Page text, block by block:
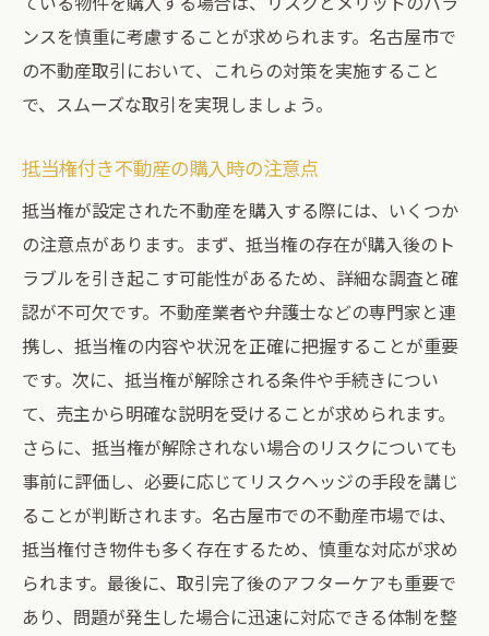
ンスを慎重に考慮することが求められます。名古屋市で
の不動産取引において、これらの対策を実施すること
で、スムーズな取引を実現しましょう。
抵当権付き不動産の購入時の注意点
抵当権が設定された不動産を購入する際には、いくつか
の注意点があります。まず、抵当権の存在が購入後のト
ラブルを引き起こす可能性があるため、詳細な調査と確
認が不可欠です。不動産業者や弁護士などの専門家と連
携し、抵当権の内容や状況を正確に把握することが重要
です。次に、抵当権が解除される条件や手続きについ
て、売主から明確な説明を受けることが求められます。
さらに、抵当権が解除されない場合のリスクについても
事前に評価し、必要に応じてリスクヘッジの手段を講じ
ることが判断されます。名古屋市での不動産市場では、
抵当権付き物件も多く存在するため、慎重な対応が求め
られます。最後に、取引完了後のアフターケアも重要で
あり、問題が発生した場合に迅速に対応できる体制を整